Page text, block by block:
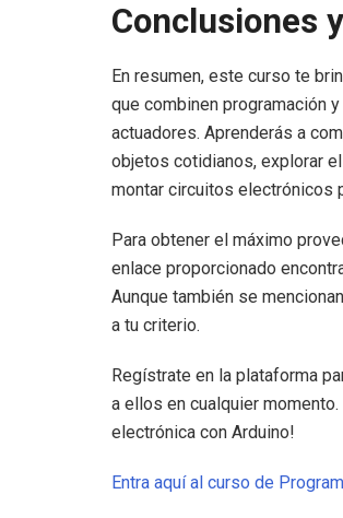
Conclusiones
En resumen, este curso te
que combinen programación
actuadores. Aprenderás a
objetos cotidianos, explorar
montar circuitos electrónicos
Para obtener el máximo
enlace proporcionado
Aunque también se
a tu criterio.
Regístrate en la plataforma
a ellos en cualquier
electrónica con Arduino!
Entra aquí al curso de